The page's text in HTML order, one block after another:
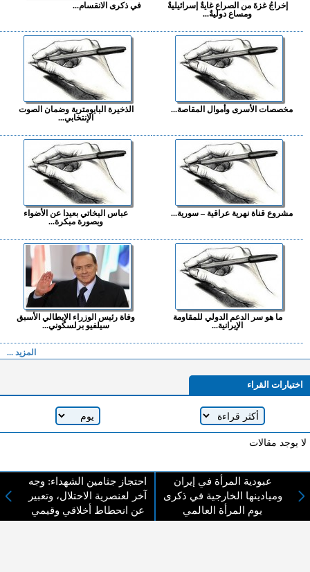
إخراجُ غزةَ من الصراع غايةٌ إسرائيليةٌ
ومساع دوليةٌ...
في ذكرى الانقسام...
مخصصات الأسرى وأموال المقاصة...
الذخيرة البايومترية وضمان الصوت
الإنتخابي...
مشروع قناة نهرية عراقية – سورية...
عباس البخاتي بعيدا عن الأضواء
وبصورة مبكرة...
ما هو سر الدعم الدولي للمقاومة
الإيرانية...
وفاة رئيس الوزراء الإيطالي الأسبق
سيلفيو برلسكوني...
المزيد ...
اختيارات القراء
لا يوجد مقالات
عبودية المرأة في إيران
وميادينها الخارجية في ذكرى
يوم المرأة العالمي
احتجاز جثامين الشهداء: وجه
آخر لعنصرية الاحتلال، وتعبير
عن انحطاط أخلاقي وقيمي
لا مانع من الإقتباس وإعادة النشر شريط ذكر المصدر ( المدينة نيوز ) - الآراء والتعليقات
المنشورة تعبر عن رأي أصحابها فقط